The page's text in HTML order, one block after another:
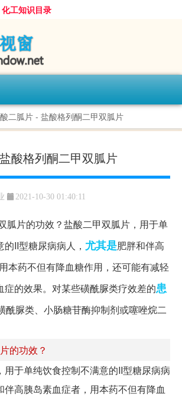
化工知识目录
二胍片 - 盐酸格列酮二甲双胍片
酸格列酮二甲双胍片
2021-10-30 01:40:11
胍片的功效？盐酸二甲双胍片，用于单
II型糖尿病病人， 尤其是肥胖和伴高
本药不但有降血糖作用，还可能有减轻
症的效果。对某些磺酰脲类疗效差的患
酰脲类、小肠糖苷酶抑制剂或噻唑烷二
的功效？
用于单纯饮食控制不满意的II型糖尿病病
伴高胰岛素血症者，用本药不但有降血